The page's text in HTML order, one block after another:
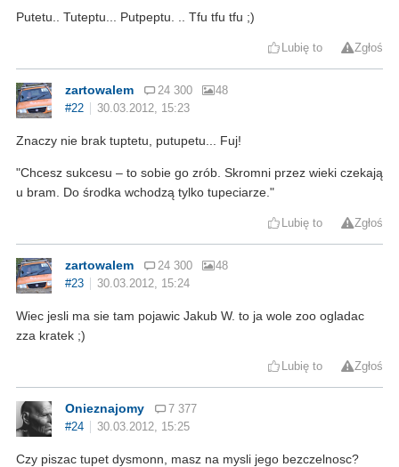
Putetu.. Tuteptu... Putpeptu. .. Tfu tfu tfu ;)
Lubię to Zgłoś
zartowalem 24 300
48
#22
30.03.2012, 15:23
Znaczy nie brak tuptetu, putupetu... Fuj!
Chcesz sukcesu – to sobie go zrób. Skromni przez wieki czekają
u bram. Do środka wchodzą tylko tupeciarze.
Lubię to Zgłoś
zartowalem 24 300
48
#23
30.03.2012, 15:24
Wiec jesli ma sie tam pojawic Jakub W. to ja wole zoo ogladac
zza kratek ;)
Lubię to Zgłoś
Onieznajomy
7 377
#24
30.03.2012, 15:25
Czy piszac tupet dysmonn, masz na mysli jego bezczelnosc?